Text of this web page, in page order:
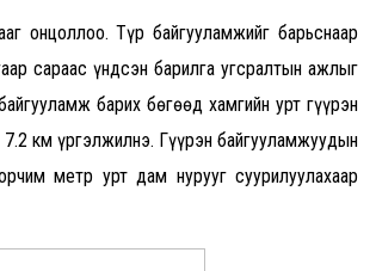
онцоллоо. Түр байгууламжийг барьснаар
сараас үндсэн барилга угсралтын ажлыг
барих бөгөөд хамгийн урт гүүрэн
км үргэлжилнэ. Гүүрэн байгууламжуудын
метр урт дам нурууг суурилуулахаар